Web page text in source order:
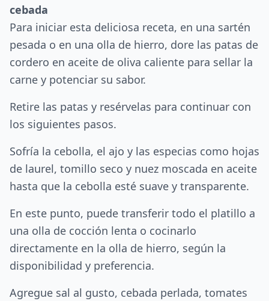
cebada
Para iniciar esta deliciosa receta, en una sartén
pesada o en una olla de hierro, dore las patas de
cordero en aceite de oliva caliente para sellar la
carne y potenciar su sabor.
Retire las patas y resérvelas para continuar con
los siguientes pasos.
Sofría la cebolla, el ajo y las especias como hojas
de laurel, tomillo seco y nuez moscada en aceite
hasta que la cebolla esté suave y transparente.
En este punto, puede transferir todo el platillo a
una olla de cocción lenta o cocinarlo
directamente en la olla de hierro, según la
disponibilidad y preferencia.
Agregue sal al gusto, cebada perlada, tomates